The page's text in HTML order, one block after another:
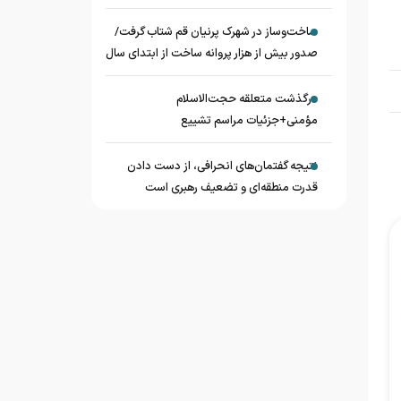
ساخت‌وساز در شهرک پرنیان قم شتاب گرفت/
صدور بیش از هزار پروانه ساخت از ابتدای سال
درگذشت متعلقه حجت‌الاسلام
مؤمنی+جزئیات مراسم تشییع
نتیجه گفتمان‌های انحرافی، از دست دادن
قدرت منطقه‌ای و تضعیف رهبری است